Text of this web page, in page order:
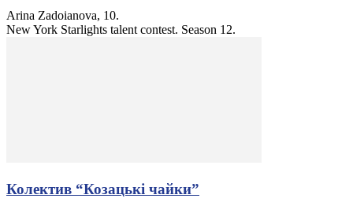
Arina Zadoianova, 10.
New York Starlights talent contest. Season 12.
Колектив “Козацькі чайки”